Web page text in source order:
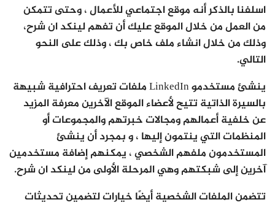
اسلفنا بالذكر أنه موقع اجتماعي للأعمال ، وحتى تتمكن
من العمل من خلال الموقع عليك أن تفهم لينكد ان شرح،
وذلك من خلال انشاء ملف خاص بك ، وذلك على النحو
التالي.
ينشئ مستخدمو LinkedIn ملفات تعريف احترافية شبيهة
بالسيرة الذاتية تتيح لأعضاء الموقع الآخرين معرفة المزيد
عن خلفية أعمالهم ومجالات خبرتهم والمجموعات أو
المنظمات التي ينتمون إليها ، و بمجرد أن ينشئ
المستخدمون ملفهم الشخصي ، يمكنهم إضافة مستخدمين
آخرين إلى شبكتهم وهي المرحلة الأولى من لينكد ان شرح.
تتضمن الملفات الشخصية أيضًا خيارات لتضمين تحديثات